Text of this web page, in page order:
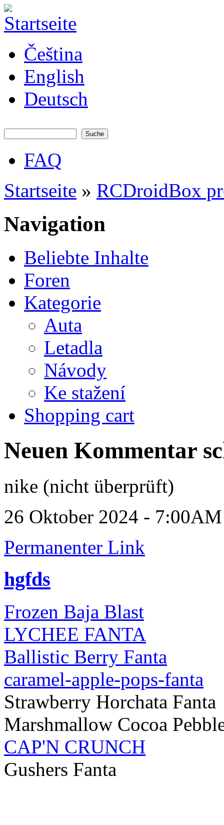
Direkt zum Inhalt
systems -
elektronika
pro RC
modely
Čeština
English
Deutsch
Hauptmenü
FAQ
Sie sind hier
Startseite » RCDroidBox
Navigation
Beliebte Inhalte
Foren
Kategorie
Auta
Letadla
Návody
Ke stažení
Shopping cart
Neuen Kommentar
nike (nicht überprüft)
26 Oktober 2024 - 7:00AM
Permanenter Link
hgfds
Frozen Baja Blast
LYCHEE FANTA
Ballistic Berry Fanta
caramel-apple-pops-fanta
Strawberry Horchata Fanta
Marshmallow Cocoa
CAP'N CRUNCH
Gushers Fanta